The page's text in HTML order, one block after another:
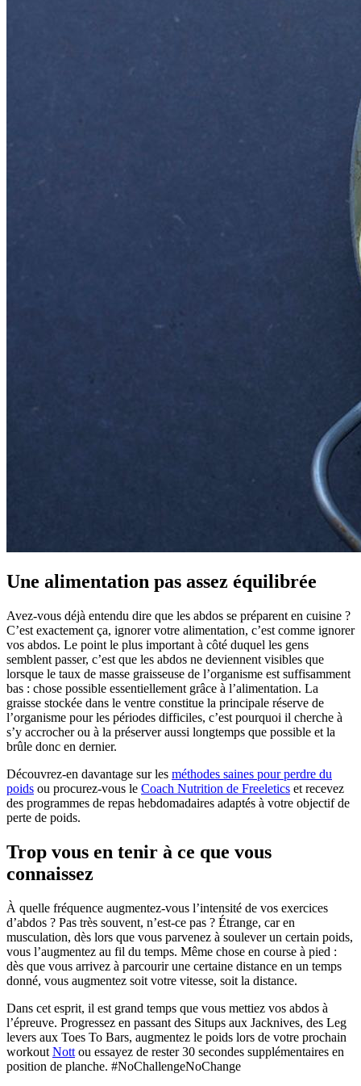
Une alimentation pas assez équilibrée
Avez-vous déjà entendu dire que les abdos se préparent en cuisine ?
C’est exactement ça, ignorer votre alimentation, c’est comme ignorer
vos abdos. Le point le plus important à côté duquel les gens
semblent passer, c’est que les abdos ne deviennent visibles que
lorsque le taux de masse graisseuse de l’organisme est suffisamment
bas : chose possible essentiellement grâce à l’alimentation. La
graisse stockée dans le ventre constitue la principale réserve de
l’organisme pour les périodes difficiles, c’est pourquoi il cherche à
s’y accrocher ou à la préserver aussi longtemps que possible et la
brûle donc en dernier.
Découvrez-en davantage sur les méthodes saines pour perdre du
poids ou procurez-vous le Coach Nutrition de Freeletics et recevez
des programmes de repas hebdomadaires adaptés à votre objectif de
perte de poids.
Trop vous en tenir à ce que vous
connaissez
À quelle fréquence augmentez-vous l’intensité de vos exercices
d’abdos ? Pas très souvent, n’est-ce pas ? Étrange, car en
musculation, dès lors que vous parvenez à soulever un certain poids,
vous l’augmentez au fil du temps. Même chose en course à pied :
dès que vous arrivez à parcourir une certaine distance en un temps
donné, vous augmentez soit votre vitesse, soit la distance.
Dans cet esprit, il est grand temps que vous mettiez vos abdos à
l’épreuve. Progressez en passant des Situps aux Jacknives, des Leg
levers aux Toes To Bars, augmentez le poids lors de votre prochain
workout Nott ou essayez de rester 30 secondes supplémentaires en
position de planche. #NoChallengeNoChange